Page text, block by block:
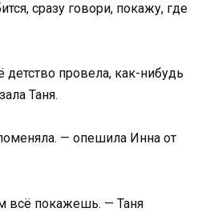
сразу говори, покажу, где
детство провела, как-нибудь
Таня.
— опешила Инна от
всё покажешь. — Таня